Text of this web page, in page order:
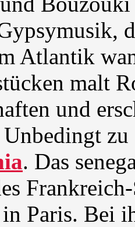
Atlantik
malt
und
zu
. Das
Paris. Bei